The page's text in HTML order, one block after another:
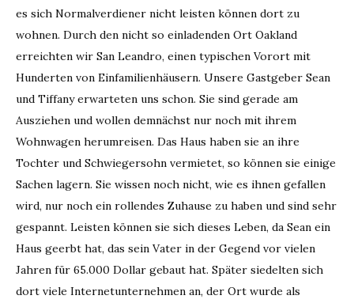
es sich Normalverdiener nicht leisten können dort zu
wohnen. Durch den nicht so einladenden Ort Oakland
erreichten wir San Leandro, einen typischen Vorort mit
Hunderten von Einfamilienhäusern. Unsere Gastgeber Sean
und Tiffany erwarteten uns schon. Sie sind gerade am
Ausziehen und wollen demnächst nur noch mit ihrem
Wohnwagen herumreisen. Das Haus haben sie an ihre
Tochter und Schwiegersohn vermietet, so können sie einige
Sachen lagern. Sie wissen noch nicht, wie es ihnen gefallen
wird, nur noch ein rollendes Zuhause zu haben und sind sehr
gespannt. Leisten können sie sich dieses Leben, da Sean ein
Haus geerbt hat, das sein Vater in der Gegend vor vielen
Jahren für 65.000 Dollar gebaut hat. Später siedelten sich
dort viele Internetunternehmen an, der Ort wurde als